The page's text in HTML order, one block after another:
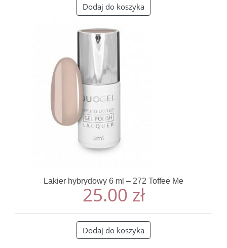
Dodaj do koszyka
Lakier hybrydowy 6 ml – 272 Toffee Me
25.00 zł
Dodaj do koszyka